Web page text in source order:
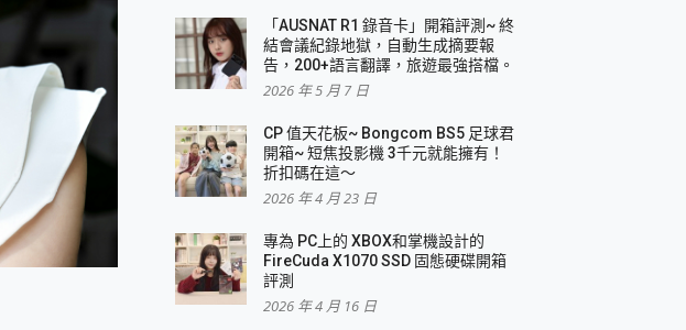
曲面電競螢幕，多工辦公、爽度滿滿的終極桌面體驗
告驗證的手機配件品牌
海報徵稿活動」好康大放送
薄型磁吸無線急速行動電源 開箱 評測
置 開箱 評測
支援 iOS/Android！
？
月免費送你 300分鐘轉寫
，趕快來AGI亞奇雷挑戰任務抽 PS5！
吸無線急速行動電源 開箱 評測
帶給您優異的安全性與強大供電效能
型」 4K IPS 輕薄商用智慧聯網螢幕 開箱 評測
「AUSNAT R1 錄音卡」開箱評測~ 終
結會議紀錄地獄，自動生成摘要報
告，200+語言翻譯，旅遊最強搭檔。
2026 年 5 月 7 日
CP 值天花板~ Bongcom BS5 足球君
開箱~ 短焦投影機 3千元就能擁有！
折扣碼在這～
2026 年 4 月 23 日
專為 PC上的 XBOX和掌機設計的
FireCuda X1070 SSD 固態硬碟開箱
評測
2026 年 4 月 16 日